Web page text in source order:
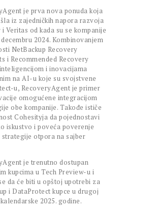
je prva nova ponuda koja
iz zajedničkih napora razvoja
Veritas od kada su se kompanije
2024. Kombinovanjem
NetBackup Recovery
i Recommended Recovery
i inovacijama
na AI-u koje su svojstvene
u, RecoveryAgent je primer
omogućene integracijom
obe kompanije. Takođe ističe
Cohesityja da pojednostavi
iskustvo i poveća poverenje
strategije otpora na sajber
je trenutno dostupan
kupcima u Tech Preview-u i
da će biti u opštoj upotrebi za
i DataProtect kupce u drugoj
2025. godine.